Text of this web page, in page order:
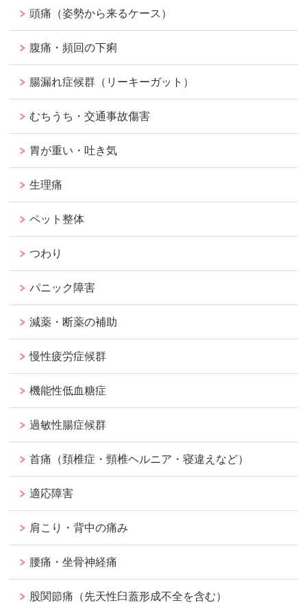
頭痛（姿勢から来るケース）
腹痛・頻回の下痢
腸漏れ症候群（リーキーガット）
むちうち・交通事故傷害
胃が重い・吐き気
生理痛
ペット整体
つわり
パニック障害
減薬・断薬の補助
慢性疲労症候群
機能性低血糖症
過敏性腸症候群
首痛（頚椎症・頸椎ヘルニア・寝違えなど）
適応障害
肩こり・背中の痛み
腰痛・坐骨神経痛
股関節痛（先天性臼蓋形成不全を含む）